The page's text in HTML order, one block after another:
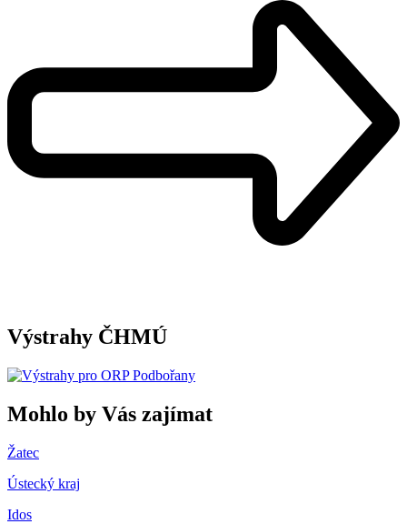
Výstrahy ČHMÚ
Mohlo by Vás zajímat
Žatec
Ústecký kraj
Idos